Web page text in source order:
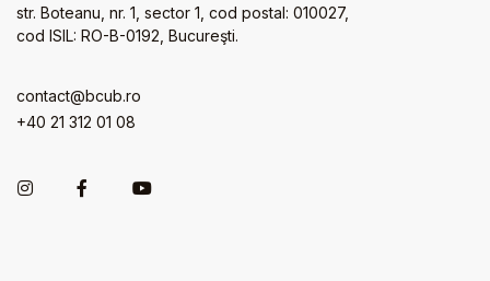
str. Boteanu, nr. 1, sector 1, cod postal: 010027,
cod ISIL: RO-B-0192, Bucureşti.
contact@bcub.ro
+40 21 312 01 08